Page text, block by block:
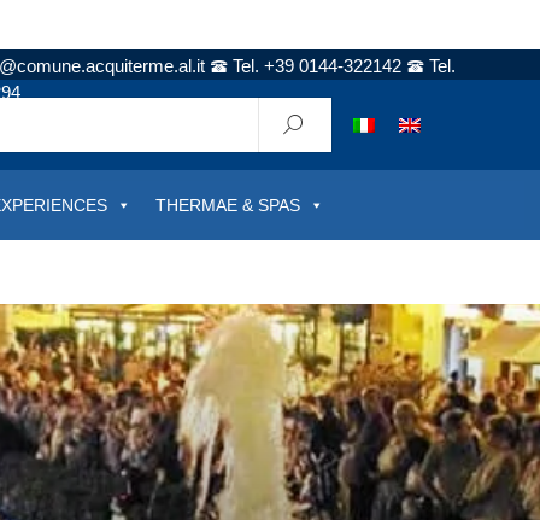
Tel. +39 0144-322142
Tel.
THERMAE & SPAS